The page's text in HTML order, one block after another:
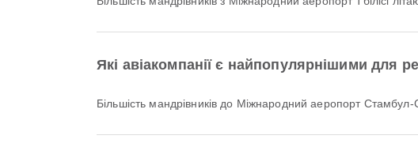
Які авіакомпанії є найпопулярнішими для
Більшість мандрівників до Міжнародний аеропорт Стамбул-